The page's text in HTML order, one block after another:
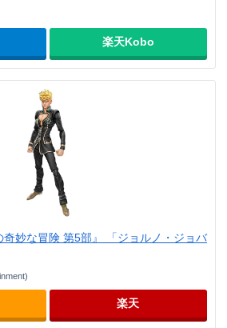
楽天Kobo
妙な冒険 第5部』 「ジョルノ・ジョバ
楽天